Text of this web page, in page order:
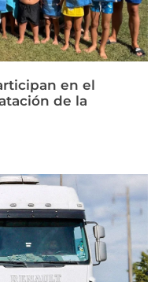
en el
de la